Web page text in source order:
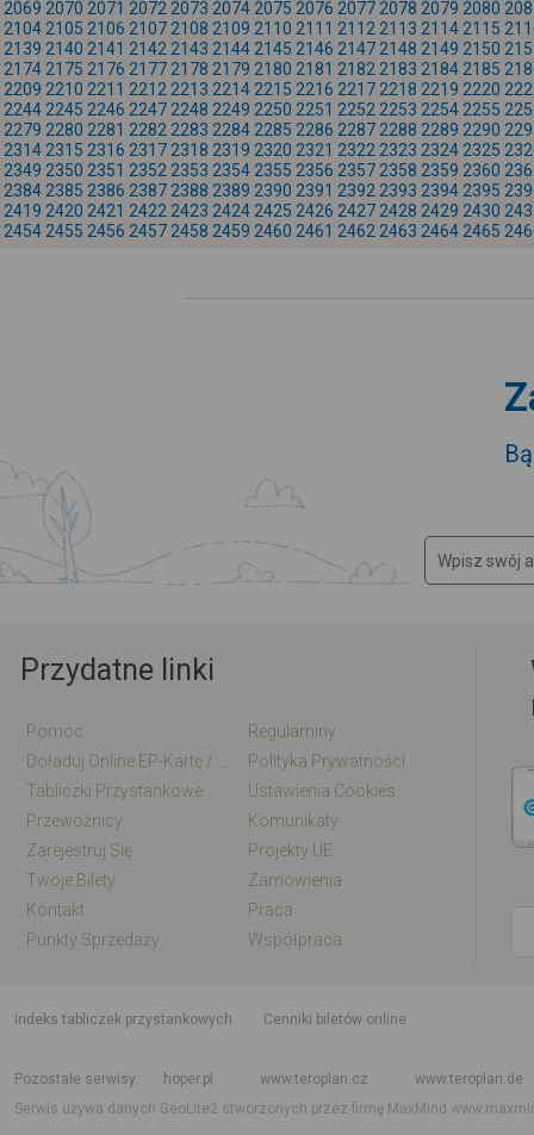
2069 2070 2071 2072 2073 2074 2075 2076 2077 2078 2079 2080
2104 2105 2106 2107 2108 2109 2110 2111 2112 2113 2114 2115
2139 2140 2141 2142 2143 2144 2145 2146 2147 2148 2149 2150
2174 2175 2176 2177 2178 2179 2180 2181 2182 2183 2184 2185
2209 2210 2211 2212 2213 2214 2215 2216 2217 2218 2219 2220
2244 2245 2246 2247 2248 2249 2250 2251 2252 2253 2254 2255
2279 2280 2281 2282 2283 2284 2285 2286 2287 2288 2289 2290
2314 2315 2316 2317 2318 2319 2320 2321 2322 2323 2324 2325
2349 2350 2351 2352 2353 2354 2355 2356 2357 2358 2359 2360
2384 2385 2386 2387 2388 2389 2390 2391 2392 2393 2394 2395
2419 2420 2421 2422 2423 2424 2425 2426 2427 2428 2429 2430
2454 2455 2456 2457 2458 2459 2460 2461 2462 2463 2464 2465
Przydatne linki
Pomoc
Regulaminy
Polityka Prywatności
Tabliczki Przystankowe
Ustawienia Cookies
Przewoźnicy
Komunikaty
Zarejestruj Się
Projekty UE
Twoje Bilety
Zamówienia
Kontakt
Praca
Punkty Sprzedaży
Współpraca
indeks tabliczek przystankowych
Cenniki biletów online
Pozostałe serwisy
hoper.pl www.teroplan.cz
www.teroplan.de
Serwis używa danych GeoLite2 stworzonych przez firmę MaxMind